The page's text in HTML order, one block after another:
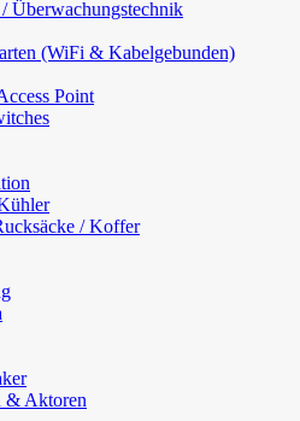
Überwachungstechnik
(WiFi & Kabelgebunden)
Point
/ Koffer
& Aktoren